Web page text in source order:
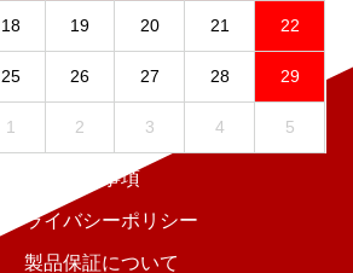
18 19 20 21 22
25 26 27 28 29
1 2 3 4 5
免責事項
プライバシーポリシー
製品保証について